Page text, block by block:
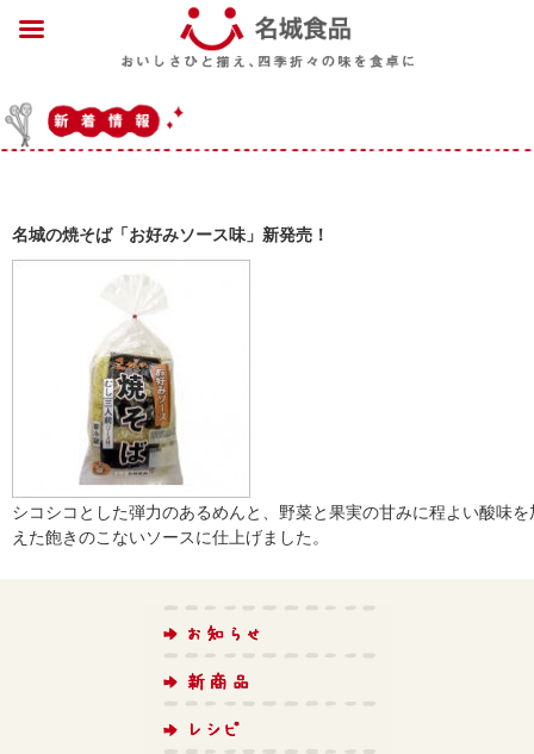
名城の焼そば「お好みソース味」新発売！
シコシコとした弾力のあるめんと、野菜と果実の甘みに程よい酸味を
えた飽きのこないソースに仕上げました。